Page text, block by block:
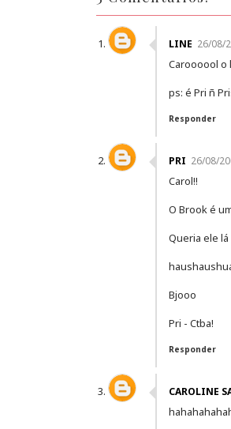
LINE 26/08/
Caroooool o
ps: é Pri ñ
Responder
PRI 26/08/
Carol!!
O Brook é
Queria ele
Bjooo
Pri - Ctba!
Responder
CAROLINE